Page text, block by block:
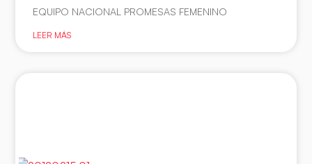
EQUIPO NACIONAL PROMESAS FEMENINO
LEER MÁS